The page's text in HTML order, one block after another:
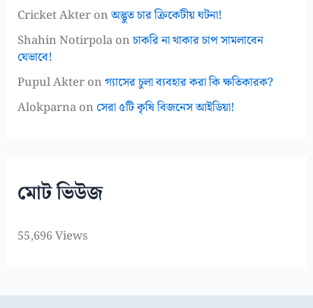
Cricket Akteronঅদ্ভুত চার ক্রিকেটীয় ঘটনা!
Shahin Notirpolaonচাকরি না থাকার চাপ সামলাবেন
যেভাবে!
Pupul Akteronগ্যাসের চুলা ব্যবহার করা কি ক্ষতিকারক?
Alokparnaon সেরা ৫টি কৃষি বিজনেস আইডিয়া!
মোট ভিউজ
55,696 Views